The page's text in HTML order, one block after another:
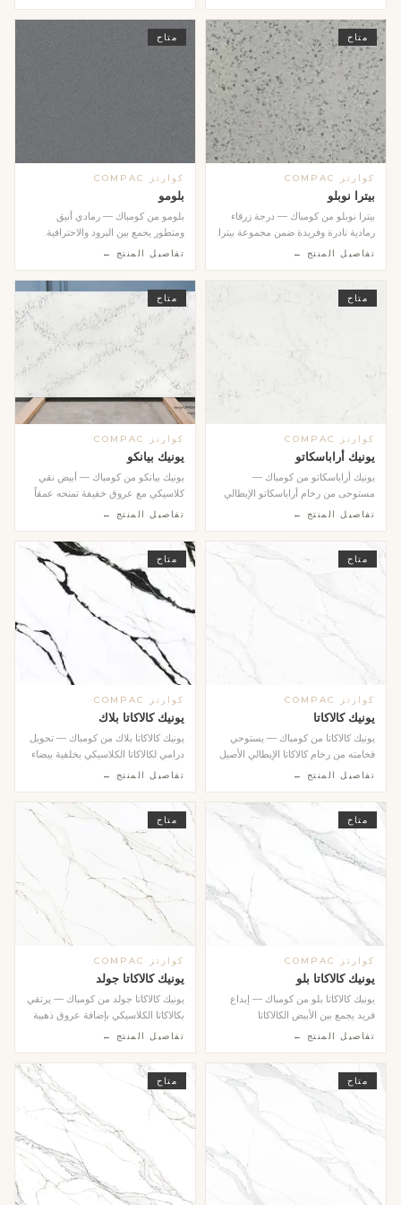
متاح
كوارتز COMPAC
بيترا نوبلو
بيترا نوبلو من كومباك — درجة زرقاء
رمادية نادرة وفريدة ضمن مجموعة بيترا.
يمنح ال...
تفاصيل المنتج ←
متاح
كوارتز COMPAC
بلومو
بلومو من كومباك — رمادي أنيق
ومتطور يجمع بين البرود والاحترافية.
يتناسب مع جميع ...
تفاصيل المنتج ←
متاح
كوارتز COMPAC
يونيك أراباسكاتو
يونيك أراباسكاتو من كومباك —
مستوحى من رخام أراباسكاتو الإيطالي
النادر بعروقه ال...
تفاصيل المنتج ←
متاح
كوارتز COMPAC
يونيك بيانكو
يونيك بيانكو من كومباك — أبيض نقي
كلاسيكي مع عروق خفيفة تمنحه عمقاً
جمالياً دون ...
تفاصيل المنتج ←
متاح
كوارتز COMPAC
يونيك كالاكاتا
يونيك كالاكاتا من كومباك — يستوحي
فخامته من رخام كالاكاتا الإيطالي الأصيل
بعروقه...
تفاصيل المنتج ←
متاح
كوارتز COMPAC
يونيك كالاكاتا بلاك
يونيك كالاكاتا بلاك من كومباك — تحويل
درامي لكالاكاتا الكلاسيكي بخلفية بيضاء
عمي...
تفاصيل المنتج ←
متاح
كوارتز COMPAC
يونيك كالاكاتا بلو
يونيك كالاكاتا بلو من كومباك — إبداع
فريد يجمع بين الأبيض الكالاكاتا
الكلاسيكي و...
تفاصيل المنتج ←
متاح
كوارتز COMPAC
يونيك كالاكاتا جولد
يونيك كالاكاتا جولد من كومباك — يرتقي
بكالاكاتا الكلاسيكي بإضافة عروق ذهبية
مكثف...
تفاصيل المنتج ←
متاح متاح